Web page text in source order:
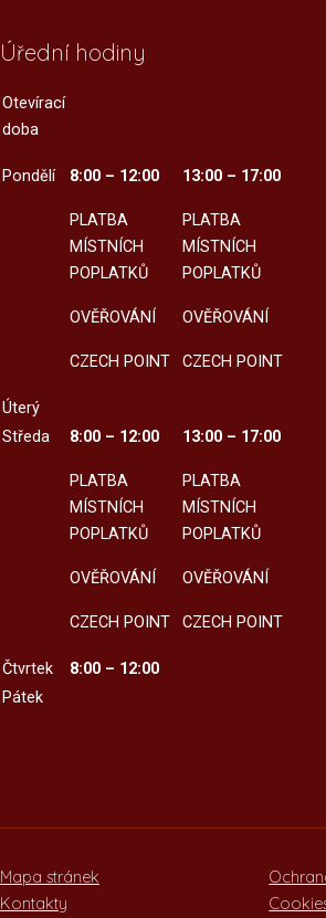
Úřední hodiny
Otevírací
doba
Pondělí 8:00 – 12:00
PLATBA
MÍSTNÍCH
POPLATKŮ
OVĚŘOVÁNÍ
CZECH POINT
13:00 – 17:00
PLATBA
MÍSTNÍCH
POPLATKŮ
OVĚŘOVÁNÍ
CZECH POINT
Úterý
Středa
8:00 – 12:00
PLATBA
MÍSTNÍCH
POPLATKŮ
OVĚŘOVÁNÍ
CZECH POINT
13:00 – 17:00
PLATBA
MÍSTNÍCH
POPLATKŮ
OVĚŘOVÁNÍ
CZECH POINT
Čtvrtek
8:00 – 12:00
Pátek
Mapa stránek
Kontakty